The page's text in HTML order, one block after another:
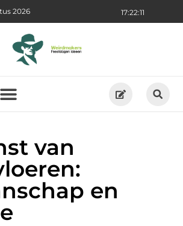
17:22:12
2026
van
en